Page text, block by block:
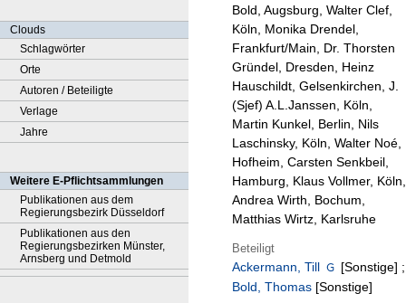
Clouds
Schlagwörter
Orte
Autoren / Beteiligte
Verlage
Jahre
Weitere E-Pflichtsammlungen
Publikationen aus dem
Regierungsbezirk Düsseldorf
Publikationen aus den
Regierungsbezirken Münster,
Arnsberg und Detmold
Bold, Augsburg, Walter Clef,
Köln, Monika Drendel,
Frankfurt/Main, Dr. Thorsten
Gründel, Dresden, Heinz
Hauschildt, Gelsenkirchen, J.
(Sjef) A.L.Janssen, Köln,
Martin Kunkel, Berlin, Nils
Laschinsky, Köln, Walter Noé,
Hofheim, Carsten Senkbeil,
Hamburg, Klaus Vollmer, Köln,
Andrea Wirth, Bochum,
Matthias Wirtz, Karlsruhe
Beteiligt
Ackermann, Till [Sonstige] ;
Bold, Thomas [Sonstige]